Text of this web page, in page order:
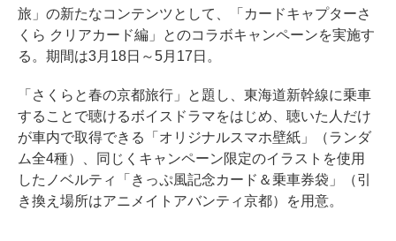
旅」の新たなコンテンツとして、「カードキャプターさ
くら クリアカード編」とのコラボキャンペーンを実施す
る。期間は3月18日～5月17日。
「さくらと春の京都旅行」と題し、東海道新幹線に乗車
することで聴けるボイスドラマをはじめ、聴いた人だけ
が車内で取得できる「オリジナルスマホ壁紙」（ランダ
ム全4種）、同じくキャンペーン限定のイラストを使用
したノベルティ「きっぷ風記念カード＆乗車券袋」（引
き換え場所はアニメイトアバンティ京都）を用意。